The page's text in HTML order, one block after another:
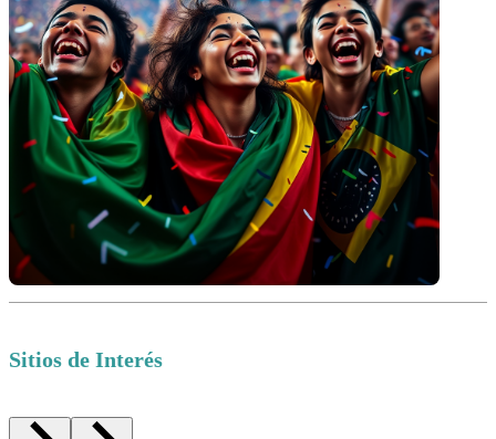
Sitios de Interés